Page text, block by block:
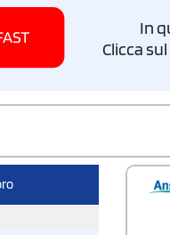
In
Clicca